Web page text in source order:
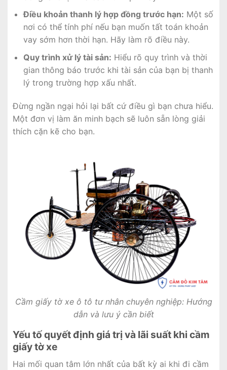
Điều khoản thanh lý hợp đồng trước hạn: Một số
nơi có thể tính phí nếu bạn muốn tất toán khoản
vay sớm hơn thời hạn. Hãy làm rõ điều này.
Quy trình xử lý tài sản: Hiểu rõ quy trình và thời
gian thông báo trước khi tài sản của bạn bị thanh
lý trong trường hợp xấu nhất.
Đừng ngần ngại hỏi lại bất cứ điều gì bạn chưa hiểu.
Một đơn vị làm ăn minh bạch sẽ luôn sẵn lòng giải
thích cặn kẽ cho bạn.
Cầm giấy tờ xe ô tô tư nhân chuyên nghiệp: Hướng
dẫn và lưu ý cần biết
Yếu tố quyết định giá trị và lãi suất khi cầm
giấy tờ xe
Hai mối quan tâm lớn nhất của bất kỳ ai khi đi cầm